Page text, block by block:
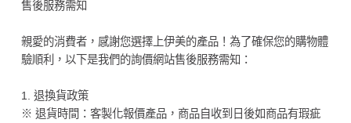
售後服務需知
親愛的消費者，感謝您選擇上伊美的產品！為了確保您的購物體
驗順利，以下是我們的詢價網站售後服務需知：
1. 退換貨政策
※ 退貨時間：客製化報價產品，商品自收到日後如商品有瑕疵